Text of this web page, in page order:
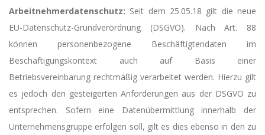
Arbeitnehmerdatenschutz: Seit dem 25.05.18 gilt die neue
EU-Datenschutz-Grundverordnung (DSGVO). Nach Art. 88
können personenbezogene Beschäftigtendaten im
Beschäftigungskontext auch auf Basis einer
Betriebsvereinbarung rechtmäßig verarbeitet werden. Hierzu gilt
es jedoch den gesteigerten Anforderungen aus der DSGVO zu
entsprechen. Sofern eine Datenübermittlung innerhalb der
Unternehmensgruppe erfolgen soll, gilt es dies ebenso in den zu